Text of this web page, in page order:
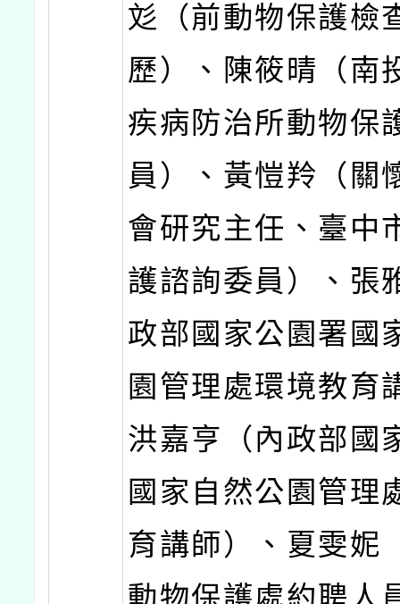
彣（前動物保護檢
歷）、陳筱晴（南
疾病防治所動物保
員）、黃愷羚（關
會研究主任、臺中
護諮詢委員）、張
政部國家公園署國
園管理處環境教育
洪嘉亨（內政部國
國家自然公園管理
育講師）、夏雯妮
動物保護處約聘人